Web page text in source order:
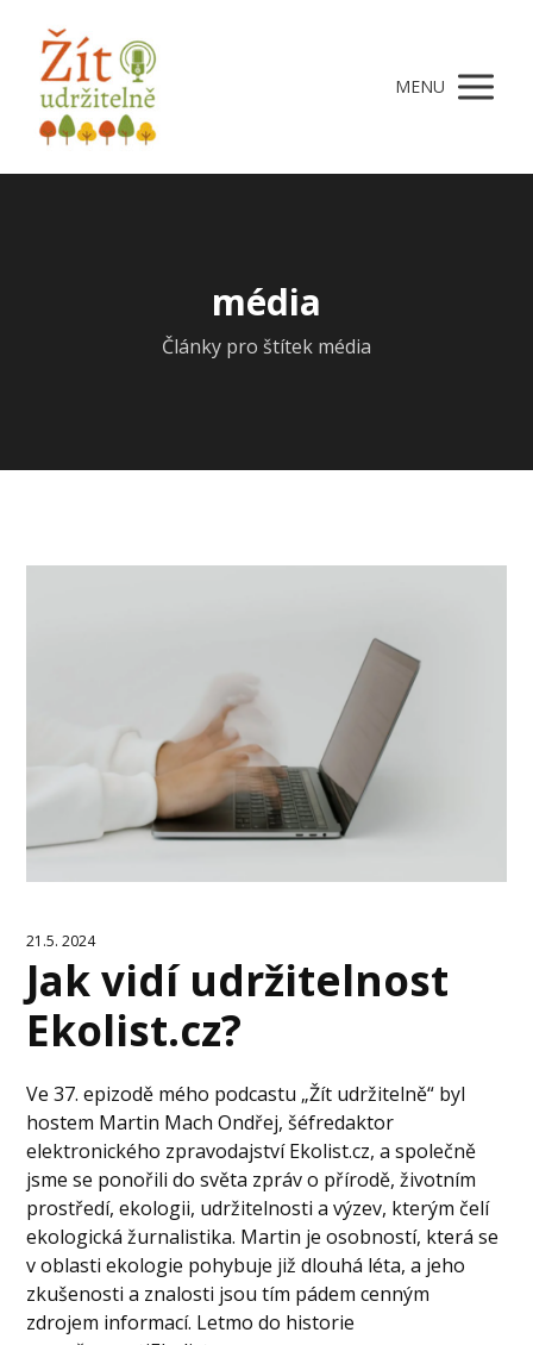
MENU
média
Články pro štítek média
21.5. 2024
Jak vidí udržitelnost
Ekolist.cz?
Ve 37. epizodě mého podcastu „Žít udržitelně“ byl
hostem Martin Mach Ondřej, šéfredaktor
elektronického zpravodajství Ekolist.cz, a společně
jsme se ponořili do světa zpráv o přírodě, životním
prostředí, ekologii, udržitelnosti a výzev, kterým čelí
ekologická žurnalistika. Martin je osobností, která se
v oblasti ekologie pohybuje již dlouhá léta, a jeho
zkušenosti a znalosti jsou tím pádem cenným
zdrojem informací. Letmo do historie